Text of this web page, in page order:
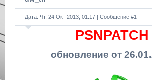
Дата: Чт, 24 Окт 2013, 01:17 | Сообщение #1
PSNPATCH
обновление от